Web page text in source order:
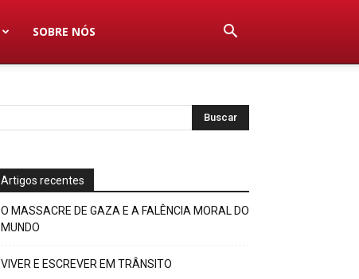
SOBRE NÓS
Artigos recentes
O MASSACRE DE GAZA E A FALÊNCIA MORAL DO
MUNDO
VIVER E ESCREVER EM TRÂNSITO